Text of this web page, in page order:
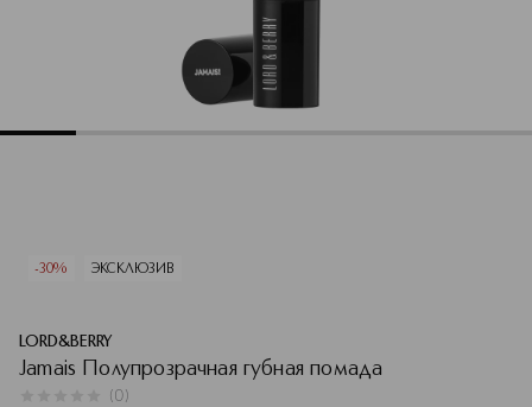
-30% ЭКСКЛЮЗИВ
LORD&BERRY
Jamais Полупрозрачная губная помада
(0)